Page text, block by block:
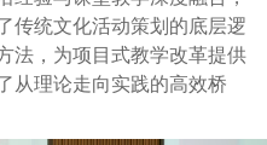
传统文化活动策划的底层逻
法，为项目式教学改革提供
从理论走向实践的高效桥